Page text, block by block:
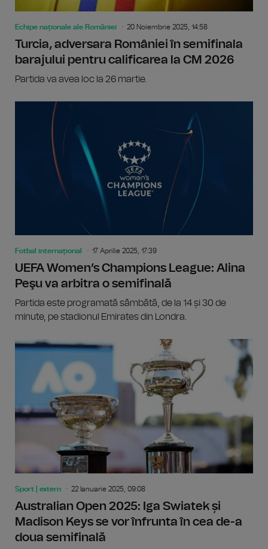
Echipe naționale ale României 20 Noiembrie 2025, 14:58
Turcia, adversara României în semifinala
barajului pentru calificarea la CM 2026
Partida va avea loc la 26 martie.
Fotbal internațional 17 Aprilie 2025, 17:39
UEFA Women’s Champions League: Alina
Peşu va arbitra o semifinală
Partida este programată sâmbătă, de la 14 și 30 de
minute, pe stadionul Emirates din Londra.
Sport | extern 22 Ianuarie 2025, 09:08
Australian Open 2025: Iga Swiatek și
Madison Keys se vor înfrunta în cea de-a
doua semifinală